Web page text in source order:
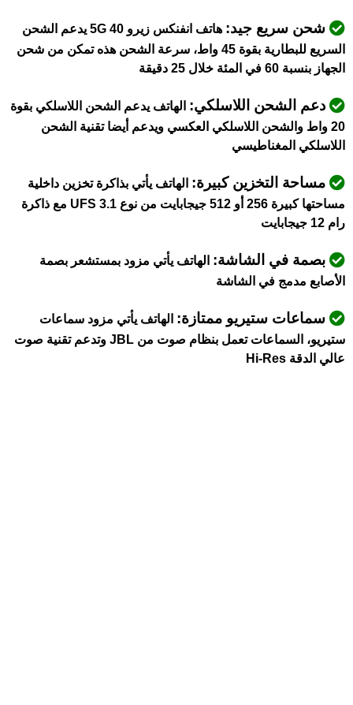
شحن سريع جيد:
هاتف انفنكس زيرو 40 5G يدعم الشحن
السريع للبطارية بقوة 45 واط، سرعة الشحن هذه تمكن من شحن
الجهاز بنسبة 60 في المئة خلال 25 دقيقة
دعم الشحن اللاسلكي: الهاتف يدعم الشحن اللاسلكي بقوة
20 واط والشحن اللاسلكي العكسي ويدعم أيضا تقنية الشحن
اللاسلكي المغناطيسي
مساحة التخزين كبيرة: الهاتف يأتي بذاكرة تخزين داخلية
مساحتها كبيرة 256 أو 512 جيجابايت من نوع UFS 3.1 مع ذاكرة
رام 12 جيجابايت
بصمة في الشاشة: الهاتف يأتي مزود بمستشعر بصمة
الأصابع مدمج في الشاشة
سماعات ستيريو ممتازة: الهاتف يأتي مزود سماعات
ستيريو، السماعات تعمل بنظام صوت من JBL وتدعم تقنية صوت
عالي الدقة Hi-Res